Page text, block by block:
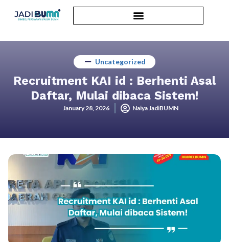
Uncategorized
Recruitment KAI id : Berhenti Asal
Daftar, Mulai dibaca Sistem!
January 28, 2026 Naiya JadiBUMN